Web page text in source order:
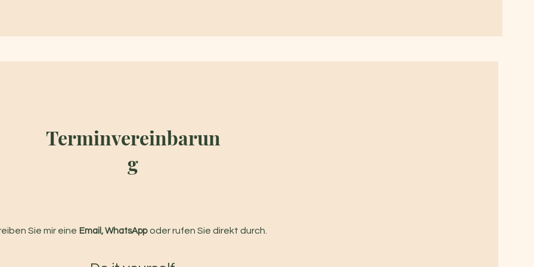
Sie mir eine Email, WhatsApp oder rufen Sie direkt durch.
Terminvereinbarun
g